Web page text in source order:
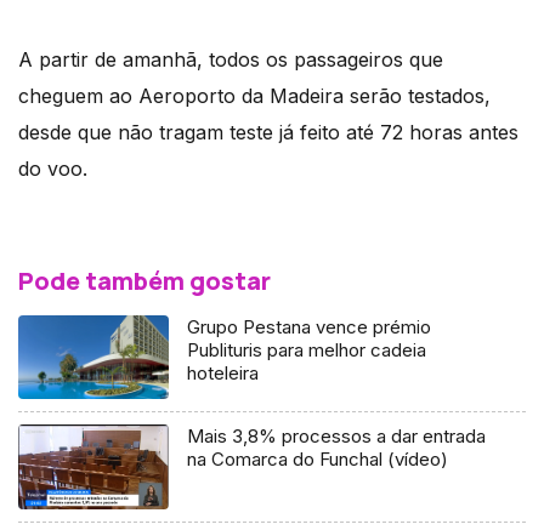
A partir de amanhã, todos os passageiros que
cheguem ao Aeroporto da Madeira serão testados,
desde que não tragam teste já feito até 72 horas antes
do voo.
Pode também gostar
Grupo Pestana vence prémio
Publituris para melhor cadeia
hoteleira
Mais 3,8% processos a dar entrada
na Comarca do Funchal (vídeo)